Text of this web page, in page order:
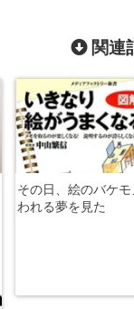
関連
その日、絵のバケ
われる夢を見た